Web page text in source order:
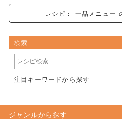
検索
注目キーワードから探す
ジャンルから探す